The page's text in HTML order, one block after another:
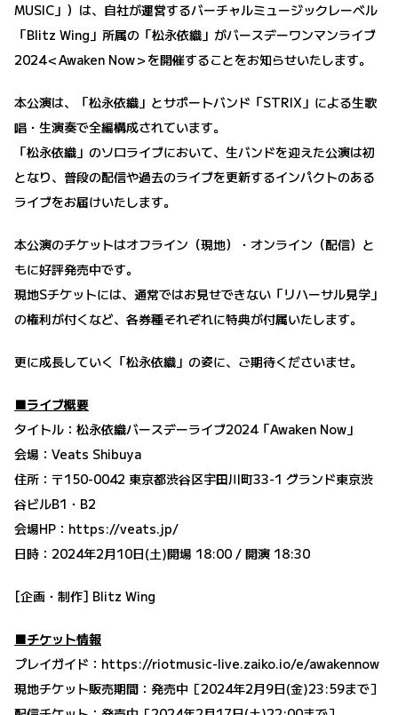
MUSIC」）は、自社が運営するバーチャルミュージックレーベル
「Blitz Wing」所属の「松永依織」がバースデーワンマンライブ
2024＜Awaken Now＞を開催することをお知らせいたします。
本公演は、「松永依織」とサポートバンド「STRIX」による生歌
唱・生演奏で全編構成されています。
「松永依織」のソロライブにおいて、生バンドを迎えた公演は初
となり、普段の配信や過去のライブを更新するインパクトのある
ライブをお届けいたします。
本公演のチケットはオフライン（現地）・オンライン（配信）と
もに好評発売中です。
現地Sチケットには、通常ではお見せできない「リハーサル見学」
の権利が付くなど、各券種それぞれに特典が付属いたします。
更に成長していく「松永依織」の姿に、ご期待くださいませ。
■ライブ概要
タイトル：松永依織バースデーライブ2024「Awaken Now」
会場：Veats Shibuya
住所：〒150-0042 東京都渋谷区宇田川町33-1 グランド東京渋
谷ビルB1・B2
会場HP： https://veats.jp/
日時：2024年2月10日(土)開場 18:00 / 開演 18:30
[企画・制作] Blitz Wing
■チケット情報
プレイガイド： https://riotmusic-live.zaiko.io/e/awakennow
現地チケット販売期間：発売中［2024年2月9日(金)23:59まで］